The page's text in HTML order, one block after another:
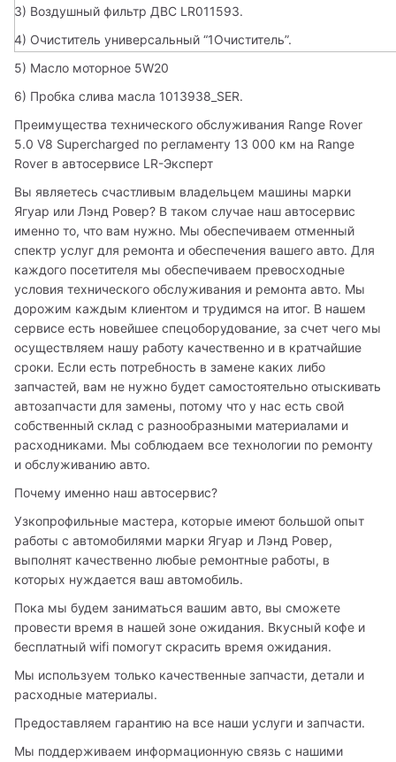
3) Воздушный фильтр ДВС LR011593.
4) Очиститель универсальный “1Очиститель”.
5) Масло моторное 5W20
6) Пробка слива масла 1013938_SER.
Преимущества технического обслуживания Range Rover
5.0 V8 Supercharged по регламенту 13 000 км на Range
Rover в автосервисе LR-Эксперт
Вы являетесь счастливым владельцем машины марки
Ягуар или Лэнд Ровер? В таком случае наш автосервис
именно то, что вам нужно. Мы обеспечиваем отменный
спектр услуг для ремонта и обеспечения вашего авто. Для
каждого посетителя мы обеспечиваем превосходные
условия технического обслуживания и ремонта авто. Мы
дорожим каждым клиентом и трудимся на итог. В нашем
сервисе есть новейшее спецоборудование, за счет чего мы
осуществляем нашу работу качественно и в кратчайшие
сроки. Если есть потребность в замене каких либо
запчастей, вам не нужно будет самостоятельно отыскивать
автозапчасти для замены, потому что у нас есть свой
собственный склад с разнообразными материалами и
расходниками. Мы соблюдаем все технологии по ремонту
и обслуживанию авто.
Почему именно наш автосервис?
Узкопрофильные мастера, которые имеют большой опыт
работы с автомобилями марки Ягуар и Лэнд Ровер,
выполнят качественно любые ремонтные работы, в
которых нуждается ваш автомобиль.
Пока мы будем заниматься вашим авто, вы сможете
провести время в нашей зоне ожидания. Вкусный кофе и
бесплатный wifi помогут скрасить время ожидания.
Мы используем только качественные запчасти, детали и
расходные материалы.
Предоставляем гарантию на все наши услуги и запчасти.
Мы поддерживаем информационную связь с нашими